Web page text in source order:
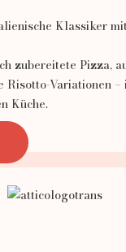
Klassiker
zubereitete Pizza,
Risotto-Variationen
Küche.